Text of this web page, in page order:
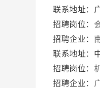
联系地址：
招聘岗位：
招聘企业：
联系地址：
招聘岗位：
招聘企业：